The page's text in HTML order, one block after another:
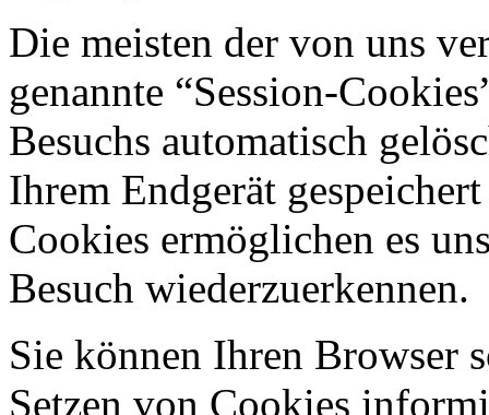
Die meisten der von uns
genannte “Session-
Besuchs automatisch
Ihrem Endgerät
Cookies ermöglichen es
Besuch wiederzuerkennen.
Sie können Ihren Browser
Setzen von Cookies